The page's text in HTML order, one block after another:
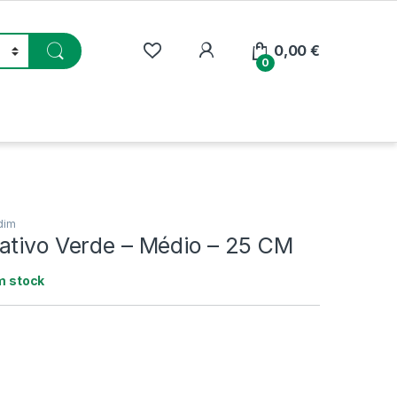
My Account
0
0,00€
Verde – Médio – 25 CM
stock